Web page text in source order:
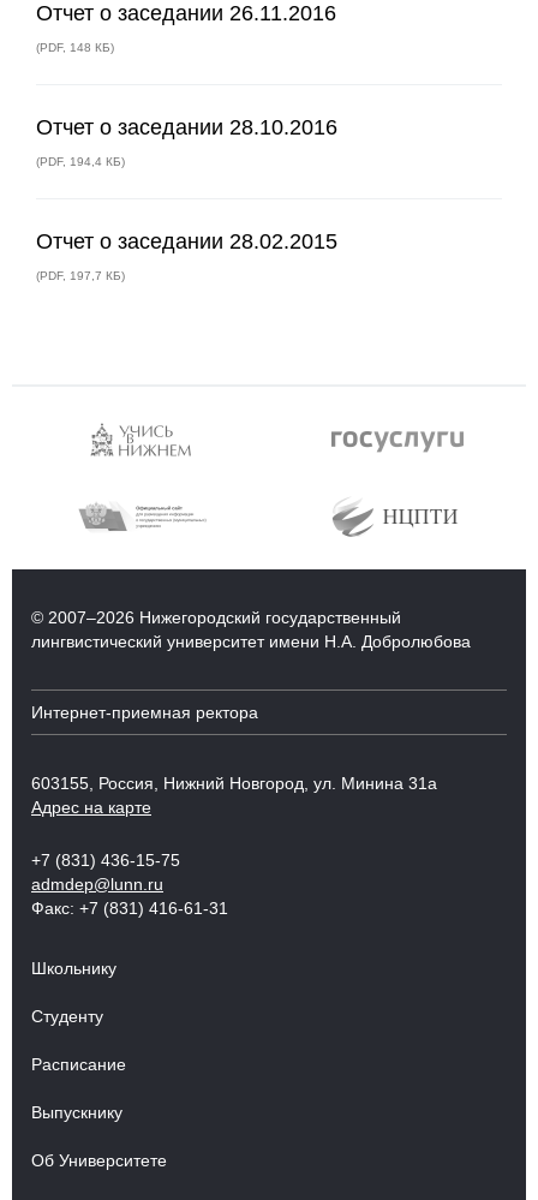
Отчет о заседании 26.11.2016
(PDF, 148 КБ)
Отчет о заседании 28.10.2016
(PDF, 194,4 КБ)
Отчет о заседании 28.02.2015
(PDF, 197,7 КБ)
© 2007–2026 Нижегородский государственный
лингвистический университет имени Н.А. Добролюбова
Интернет-приемная ректора
603155, Россия, Нижний Новгород, ул. Минина 31а
Адрес на карте
+7 (831) 436-15-75
admdep@lunn.ru
Факс: +7 (831) 416-61-31
Школьнику
Студенту
Расписание
Выпускнику
Об Университете